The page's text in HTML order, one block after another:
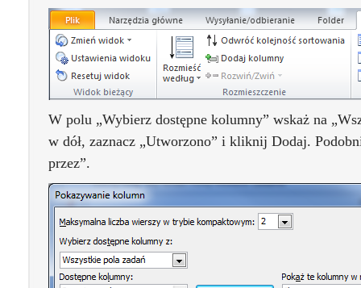
W polu „Wybierz dostępne kolumny” wskaż na
w dół, zaznacz „Utworzono” i kliknij Dodaj.
przez”.